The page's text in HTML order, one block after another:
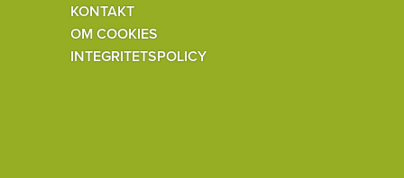
KONTAKT
OM COOKIES
INTEGRITETSPOLICY